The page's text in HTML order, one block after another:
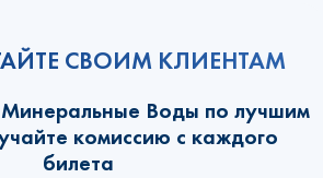
СВОИМ КЛИЕНТАМ
Минеральные Воды по лучшим
комиссию с каждого
билета